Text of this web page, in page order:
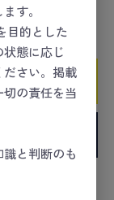
す。
目的とした
態に応じ
さい。掲載
の責任を当
と判断のも
レーニングす